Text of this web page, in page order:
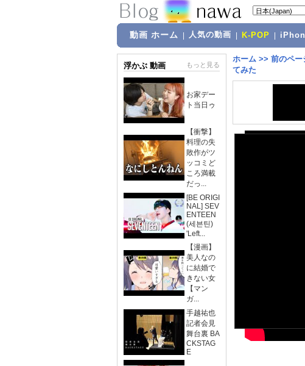
動画 ホーム 人気の動画 K-POP
浮かぶ 動画 もっと見る
お家デー
ト当日ゥ
【衝撃】
料理の失
敗作がツ
ッコミど
ころ満載
だっ...
[BE ORIGI
NAL] SEV
ENTEEN
(세븐틴)
'Left...
【漫画】
美人なの
に結婚で
きない女
【マン
ガ...
手越祐也
記者会見
舞台裏 BA
CKSTAG
E
ホーム >> 前のペー
てみた